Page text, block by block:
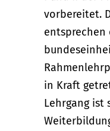
vorbereitet.
entsprechen
in Kraft
Lehrgang ist